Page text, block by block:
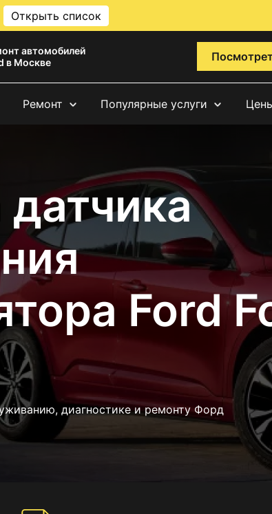
Открыть список
автомобилей
в Москве
Ремонт Популярные услуги
Ford
диагностике и ремонту Форд